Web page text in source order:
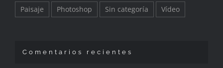
Paisaje Photoshop Sin categoría Vídeo
Comentarios recientes